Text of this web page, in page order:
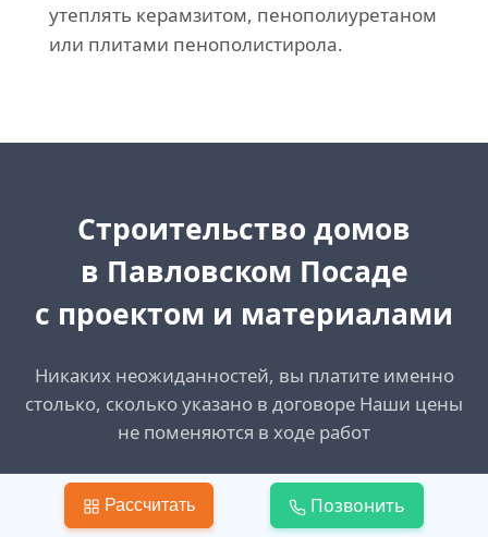
утеплять керамзитом, пенополиуретаном
или плитами пенополистирола.
Cтроительство домов
в Павловском Посаде
с проектом и материалами
Никаких неожиданностей, вы платите именно
столько, сколько указано в договоре Наши цены
не поменяются в ходе работ
Создать запрос
Рассчитать Позвонить